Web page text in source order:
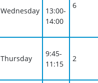
Wednesday
13:00-
14:00
6
Thursday
9:45-
11:15
2